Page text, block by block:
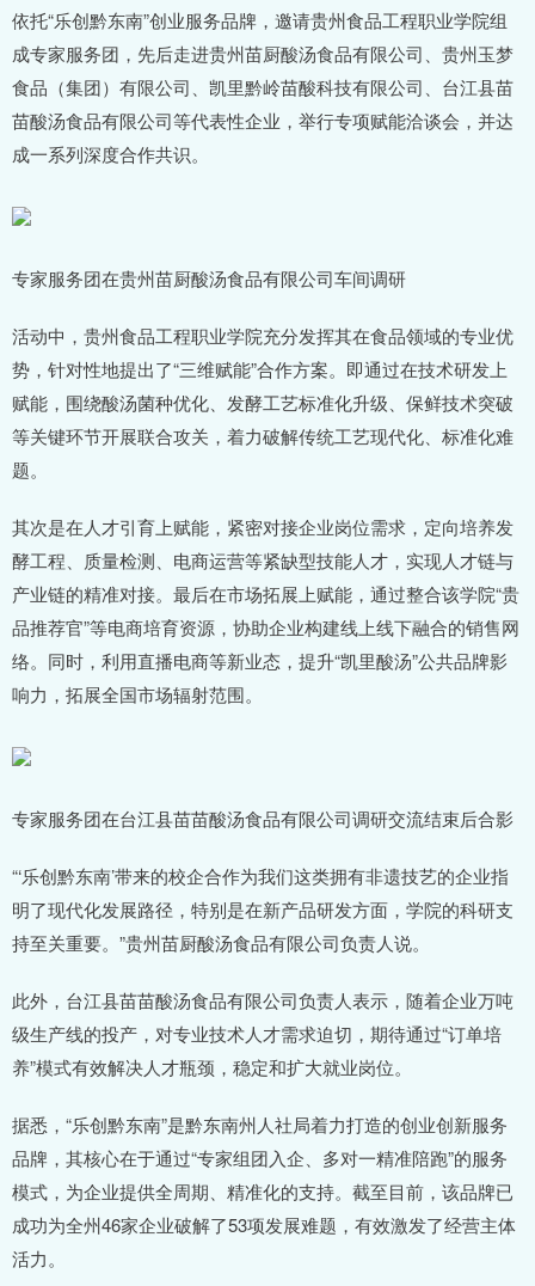
依托“乐创黔东南”创业服务品牌，邀请贵州食品工程职业学院组
成专家服务团，先后走进贵州苗厨酸汤食品有限公司、贵州玉梦
食品（集团）有限公司、凯里黔岭苗酸科技有限公司、台江县苗
苗酸汤食品有限公司等代表性企业，举行专项赋能洽谈会，并达
成一系列深度合作共识。
专家服务团在贵州苗厨酸汤食品有限公司车间调研
活动中，贵州食品工程职业学院充分发挥其在食品领域的专业优
势，针对性地提出了“三维赋能”合作方案。即通过在技术研发上
赋能，围绕酸汤菌种优化、发酵工艺标准化升级、保鲜技术突破
等关键环节开展联合攻关，着力破解传统工艺现代化、标准化难
题。
其次是在人才引育上赋能，紧密对接企业岗位需求，定向培养发
酵工程、质量检测、电商运营等紧缺型技能人才，实现人才链与
产业链的精准对接。最后在市场拓展上赋能，通过整合该学院“贵
品推荐官”等电商培育资源，协助企业构建线上线下融合的销售网
络。同时，利用直播电商等新业态，提升“凯里酸汤”公共品牌影
响力，拓展全国市场辐射范围。
专家服务团在台江县苗苗酸汤食品有限公司调研交流结束后合影
“‘乐创黔东南’带来的校企合作为我们这类拥有非遗技艺的企业指
明了现代化发展路径，特别是在新产品研发方面，学院的科研支
持至关重要。”贵州苗厨酸汤食品有限公司负责人说。
此外，台江县苗苗酸汤食品有限公司负责人表示，随着企业万吨
级生产线的投产，对专业技术人才需求迫切，期待通过“订单培
养”模式有效解决人才瓶颈，稳定和扩大就业岗位。
据悉，“乐创黔东南”是黔东南州人社局着力打造的创业创新服务
品牌，其核心在于通过“专家组团入企、多对一精准陪跑”的服务
模式，为企业提供全周期、精准化的支持。截至目前，该品牌已
成功为全州46家企业破解了53项发展难题，有效激发了经营主体
活力。